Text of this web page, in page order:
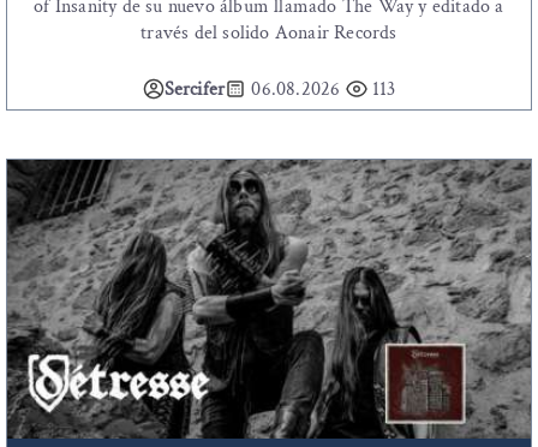
of Insanity de su nuevo álbum llamado The Way y editado a
través del solido Aonair Records
Sercifer 06.08.2026 113